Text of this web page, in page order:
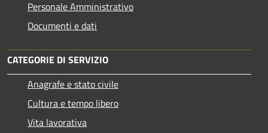
Personale Amministrativo
Documenti e dati
CATEGORIE DI SERVIZIO
Anagrafe e stato civile
Cultura e tempo libero
Vita lavorativa